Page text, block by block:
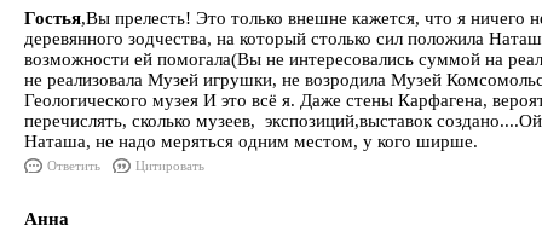
Гостья,Вы прелесть! Это только внешне кажется, что я
деревянного зодчества, на который столько сил положила
возможности ей помогала(Вы не интересовались суммой на
не реализовала Музей игрушки, не возродила Музей
Геологического музея И это всё я. Даже стены Карфагена,
перечислять, сколько музеев, экспозиций,выставок
Наташа, не надо меряться одним местом, у кого ширше.
Ответить Цитировать
Анна